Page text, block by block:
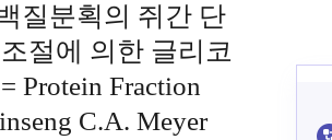
질분획의 쥐간 단
절에 의한 글리코
Protein Fraction
C.A. Meyer